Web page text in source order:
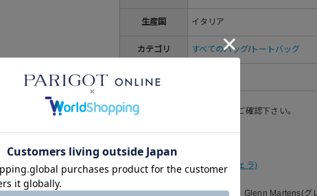
生産国 イタリア
カテゴリ すべてのバッグ/ トートバッグ
性別
※洗濯表示については をご確認下さい。
Maison Margiela(メゾンマルジェラ)
クリエイティブ・ディレクター：Glenn Martens(グ